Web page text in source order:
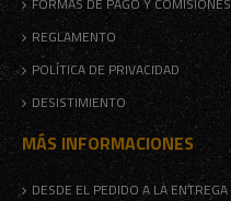
REGLAMENTO
POLÍTICA DE PRIVACIDAD
DESISTIMIENTO
MÁS INFORMACIONES
DESDE EL PEDIDO A LA ENTREGA